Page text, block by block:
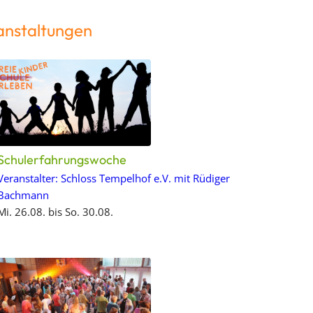
Schloss Tempelhof e.V. mit Rüdiger
26.08. bis So. 30.08.